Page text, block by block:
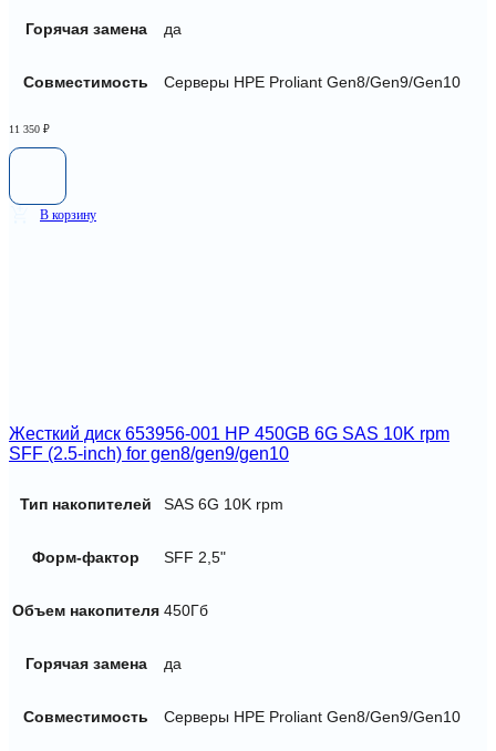
Горячая замена да
Совместимость Серверы HPE Proliant Gen8/Gen9/Gen10
11 350 ₽
В корзину
Жесткий диск 653956-001 HP 450GB 6G SAS 10K rpm
SFF (2.5-inch) for gen8/gen9/gen10
Тип накопителей SAS 6G 10K rpm
Форм-фактор SFF 2,5"
Объем накопителя 450Гб
Горячая замена да
Совместимость Серверы HPE Proliant Gen8/Gen9/Gen10